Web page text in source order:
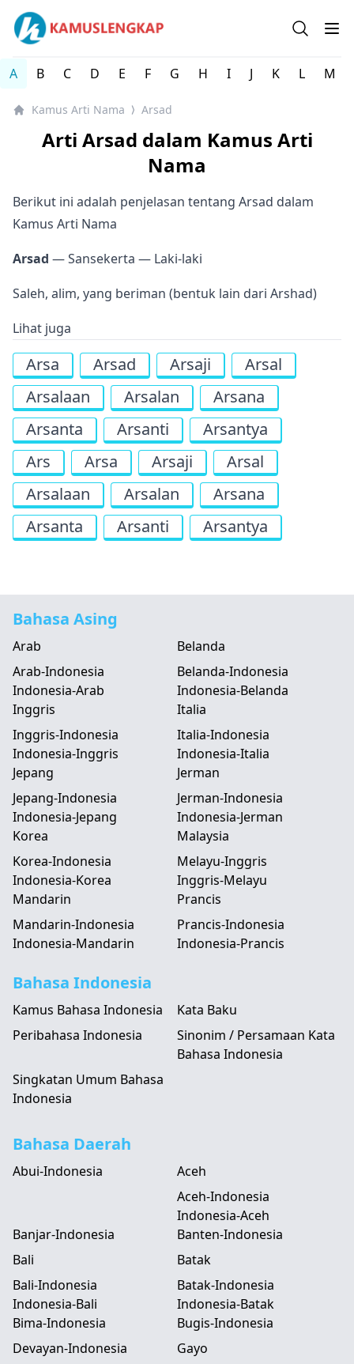
Kamus arti Nama Orang / Referensi Nama Bayi - Kamus
Open
A B C D E F G H I J K L M
Kamus Arti Nama ⟩ Arsad
Arti Arsad dalam Kamus Arti
Nama
Berikut ini adalah penjelasan tentang Arsad dalam
Kamus Arti Nama
Arsad — Sansekerta — Laki-laki
Saleh, alim, yang beriman (bentuk lain dari Arshad)
Lihat juga
Arsa Arsad Arsaji
Arsal
Arsalaan
Arsalan
Arsana
Arsanta
Arsanti
Arsantya
Ars
Arsa Arsaji
Arsal
Arsalaan
Arsalan
Arsana
Arsanta
Arsanti Arsantya
Bahasa Asing
Arab
Arab-Indonesia
Indonesia-Arab
Belanda
Belanda-Indonesia
Indonesia-Belanda
Inggris
Inggris-Indonesia
Indonesia-Inggris
Italia
Italia-Indonesia
Indonesia-Italia
Jepang
Jepang-Indonesia
Indonesia-Jepang
Jerman
Jerman-Indonesia
Indonesia-Jerman
Korea
Korea-Indonesia
Indonesia-Korea
Malaysia
Melayu-Inggris
Inggris-Melayu
Mandarin
Mandarin-Indonesia
Indonesia-Mandarin
Prancis
Prancis-Indonesia
Indonesia-Prancis
Bahasa Indonesia
Kamus Bahasa Indonesia
Kata Baku
Peribahasa Indonesia
Sinonim / Persamaan Kata
Bahasa Indonesia
Singkatan Umum Bahasa
Indonesia
Bahasa Daerah
Abui-Indonesia
Aceh
Aceh-Indonesia
Indonesia-Aceh
Banjar-Indonesia
Banten-Indonesia
Bali
Bali-Indonesia
Indonesia-Bali
Batak
Batak-Indonesia
Indonesia-Batak
Bima-Indonesia
Bugis-Indonesia
Devayan-Indonesia
Gayo